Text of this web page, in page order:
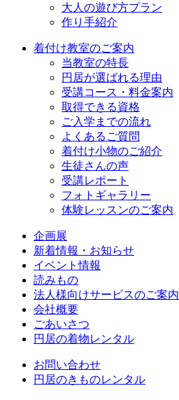
大人の遊び方プラン
作り手紹介
着付け教室のご案内
当教室の特長
円居が選ばれる理由
受講コース・料金案内
取得できる資格
ご入学までの流れ
よくあるご質問
着付け小物のご紹介
生徒さんの声
受講レポート
フォトギャラリー
体験レッスンのご案内
企画展
新着情報・お知らせ
イベント情報
読みもの
法人様向けサービスのご案内
会社概要
ごあいさつ
円居の着物レンタル
お問い合わせ
円居のきものレンタル